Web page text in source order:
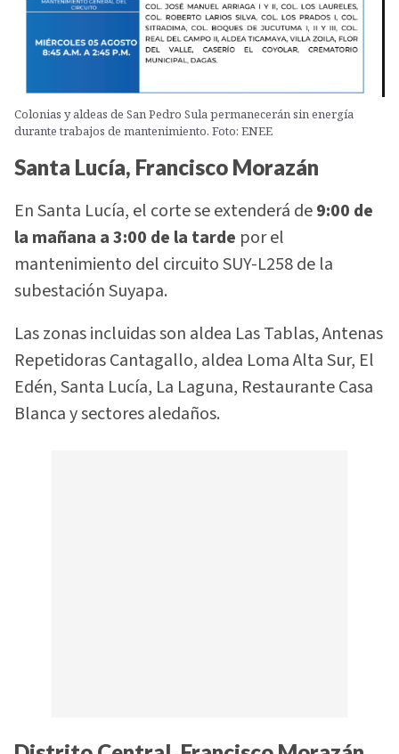
Colonias y aldeas de San Pedro Sula permanecerán sin energía
durante trabajos de mantenimiento. Foto: ENEE
Santa Lucía, Francisco Morazán
En Santa Lucía, el corte se extenderá de9:00 de
la mañana a 3:00 de la tarde por el
mantenimiento del circuito SUY-L258 de la
subestación Suyapa.
Las zonas incluidas son aldea Las Tablas, Antenas
Repetidoras Cantagallo, aldea Loma Alta Sur, El
Edén, Santa Lucía, La Laguna, Restaurante Casa
Blanca y sectores aledaños.